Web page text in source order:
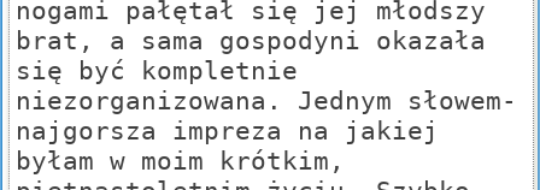
nogami pałętał się jej młodszy
brat, a sama gospodyni okazała
się być kompletnie
niezorganizowana. Jednym słowem-
najgorsza impreza na jakiej
byłam w moim krótkim,